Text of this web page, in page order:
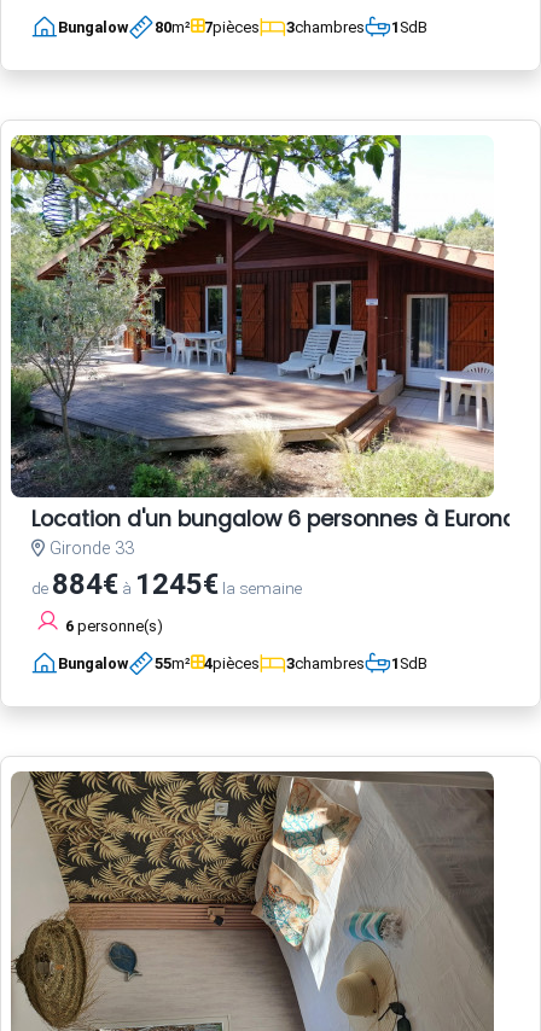
Bungalow 80m² 7pièces 3chambres 1SdB
Location d'un bungalow 6 personnes à Euronat
Gironde 33
de 884€ à 1245€ la semaine
6 personne(s)
Bungalow 55m² 4pièces 3chambres 1SdB